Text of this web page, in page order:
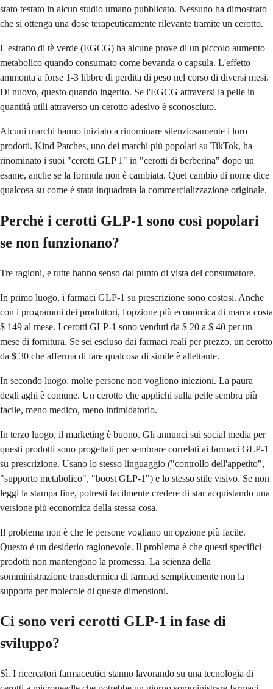
stato testato in alcun studio umano pubblicato. Nessuno ha dimostrato
che si ottenga una dose terapeuticamente rilevante tramite un cerotto.
L'estratto di tè verde (EGCG) ha alcune prove di un piccolo aumento
metabolico quando consumato come bevanda o capsula. L'effetto
ammonta a forse 1-3 libbre di perdita di peso nel corso di diversi mesi.
Di nuovo, questo quando ingerito. Se l'EGCG attraversi la pelle in
quantità utili attraverso un cerotto adesivo è sconosciuto.
Alcuni marchi hanno iniziato a rinominare silenziosamente i loro
prodotti. Kind Patches, uno dei marchi più popolari su TikTok, ha
rinominato i suoi "cerotti GLP 1" in "cerotti di berberina" dopo un
esame, anche se la formula non è cambiata. Quel cambio di nome dice
qualcosa su come è stata inquadrata la commercializzazione originale.
Perché i cerotti GLP-1 sono così popolari
se non funzionano?
Tre ragioni, e tutte hanno senso dal punto di vista del consumatore.
In primo luogo, i farmaci GLP-1 su prescrizione sono costosi. Anche
con i programmi dei produttori, l'opzione più economica di marca costa
$ 149 al mese. I cerotti GLP-1 sono venduti da $ 20 a $ 40 per un
mese di fornitura. Se sei escluso dai farmaci reali per prezzo, un cerotto
da $ 30 che afferma di fare qualcosa di simile è allettante.
In secondo luogo, molte persone non vogliono iniezioni. La paura
degli aghi è comune. Un cerotto che applichi sulla pelle sembra più
facile, meno medico, meno intimidatorio.
In terzo luogo, il marketing è buono. Gli annunci sui social media per
questi prodotti sono progettati per sembrare correlati ai farmaci GLP-1
su prescrizione. Usano lo stesso linguaggio ("controllo dell'appetito",
"supporto metabolico", "boost GLP-1") e lo stesso stile visivo. Se non
leggi la stampa fine, potresti facilmente credere di star acquistando una
versione più economica della stessa cosa.
Il problema non è che le persone vogliano un'opzione più facile.
Questo è un desiderio ragionevole. Il problema è che questi specifici
prodotti non mantengono la promessa. La scienza della
somministrazione transdermica di farmaci semplicemente non la
supporta per molecole di queste dimensioni.
Ci sono veri cerotti GLP-1 in fase di
sviluppo?
Sì. I ricercatori farmaceutici stanno lavorando su una tecnologia di